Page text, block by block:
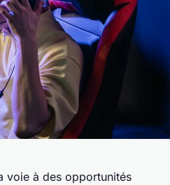
voie à des opportunités